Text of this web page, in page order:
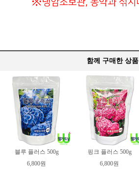
함께 구매한 상품
블루 플러스 500g
6,800원
핑크 플러스 500g
6,800원